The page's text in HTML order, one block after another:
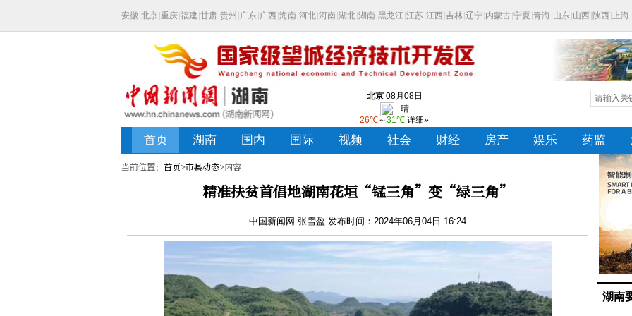
当前位置： 首页>市县动态>内容
精准扶贫首倡地湖南花垣“锰三角”变“绿三角”
中国新闻网 张雪盈 发布时间：2024年06月04日 16:24
湖南